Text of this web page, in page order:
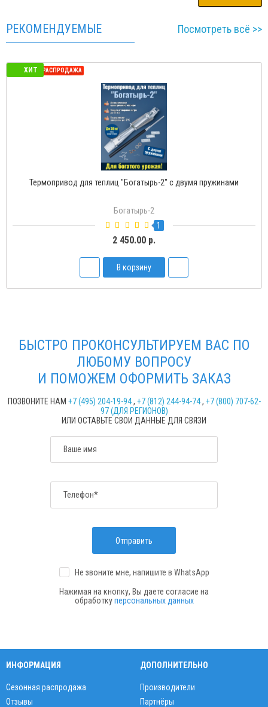
РЕКОМЕНДУЕМЫЕ Посмотреть всё >>
ХИТ
СЕЗОННАЯ РАСПРОДАЖА
Термопривод для теплиц "Богатырь-2" с двумя пружинами
Богатырь-2
1
2 450.00 р.
В корзину
БЫСТРО ПРОКОНСУЛЬТИРУЕМ ВАС ПО
ЛЮБОМУ ВОПРОСУ
И ПОМОЖЕМ ОФОРМИТЬ ЗАКАЗ
ПОЗВОНИТЕ НАМ +7 (495) 204-19-94, +7 (812) 244-94-74, +7 (800) 707-62-
97 (ДЛЯ РЕГИОНОВ)
ИЛИ ОСТАВЬТЕ СВОИ ДАННЫЕ ДЛЯ СВЯЗИ
Ваше имя
Телефон*
Отправить
Не звоните мне, напишите в WhatsApp
Нажимая на кнопку, Вы даете согласие на
обработкуперсональных данных
ИНФОРМАЦИЯ
Сезонная распродажа
Отзывы
ДОПОЛНИТЕЛЬНО
Производители
Партнёры